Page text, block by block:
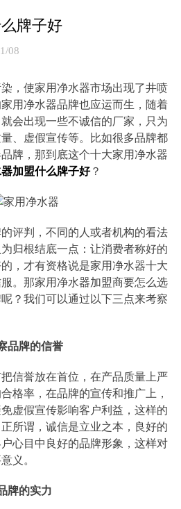
牌子好
08
，使家用净水器市场出现了井喷
用净水器品牌也应运而生，随着
会出现一些不诚信的厂家，只为
、虚假宣传等。比如很多品牌都
牌，那到底这个十大家用净水器
加盟什么牌子好？
评判，不同的人或者机构的看法
归根结底一点：让消费者称好的
，才有资格说是家用净水器十大
。那家用净水器加盟商要怎么选
？我们可以通过以下三点来考察
品牌的信誉
信誉放在首位，在产品质量上严
格率，在品牌的宣传和推广上，
虚假宣传影响客户利益，这样的
所谓，诚信是立业之本，良好的
心目中良好的品牌形象，这样对
义。
牌的实力